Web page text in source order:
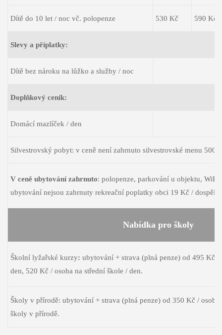
Dítě do 10 let / noc vč. polopenze 530 Kč 590 Kč
Slevy a příplatky:
Dítě bez nároku na lůžko a služby / noc
Doplňkový ceník:
Domácí mazlíček / den
Silvestrovský pobyt: v ceně není zahrnuto silvestrovské menu 500
V ceně ubytování zahrnuto: polopenze, parkování u objektu, WiFi
ubytování nejsou zahrnuty rekreační poplatky obci 19 Kč / dospělá
Nabídka pro školy
Školní lyžařské kurzy: ubytování + strava (plná penze) od 495 Kč /
den, 520 Kč / osoba na střední škole / den.
Školy v přírodě: ubytování + strava (plná penze) od 350 Kč /
školy v přírodě.